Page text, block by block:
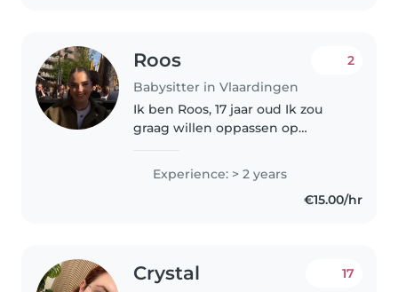
Roos
Babysitter in Vlaardingen
2
Ik ben Roos, 17 jaar oud Ik zou
graag willen oppassen op
vaste dagen die ik kan werken.
Ik heb ervaring om op kinderen
Experience: > 2 years
€15.00/hr
Crystal 17